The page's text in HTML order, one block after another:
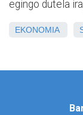
egingo dutela
EKONOMIA